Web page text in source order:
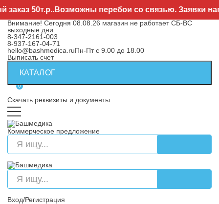
перебои со связью. Заявки
Внимание! Сегодня 08.08.26 магазин не работает СБ-ВС
выходные дни.
8-347-2161-003
8-937-167-04-71
hello@bashmedica.ruПн-Пт с 9.00 до 18.00
Выписать счет
КАТАЛОГ
0
Скачать реквизиты и документы
Коммерческое предложение
Вход/Регистрация